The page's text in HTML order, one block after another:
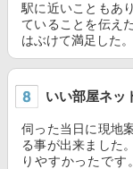
駅に近いこともあ
ていることを伝え
はぶけて満足した
いい部屋ネッ
伺った当日に現地
る事が出来ました
りやすかったで